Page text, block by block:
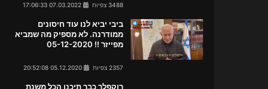
3488 צפיות
ביבי יביא לנו עוד חיסונים
ממודרנה. לא מספיק מה שמביא
מפייזר !! 05-12-2020
2357 צפיות
רוקפלר כבר תיכנן הכל משנת